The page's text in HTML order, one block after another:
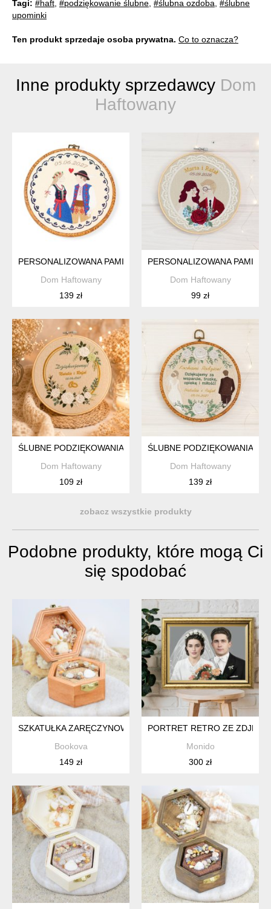
Tagi: #haft #podziękowanie ślubne #ślubna ozdoba #ślubne
upominki
Ten produkt sprzedaje osoba prywatna. Co to oznacza?
Inne produkty sprzedawcy Dom
Haftowany
PERSONALIZOWANA PAMIĄTKA ŚLUBNA/ZARĘCZYNOWA ,
Dom Haftowany
139 zł
PERSONALIZOWANA
Dom Haftowany
99 zł
ŚLUBNE PODZIĘKOWANIA DLA RODZICÓW HAFT W
Dom Haftowany
109 zł
ŚLUBNE PODZIĘKOWANIA
Dom Haftowany
139 zł
zobacz wszystkie produkty
Podobne produkty, które mogą Ci
się spodobać
SZKATUŁKA ZARĘCZYNOWA 03
Bookova
149 zł
PORTRET RETRO ZE
Monido
300 zł